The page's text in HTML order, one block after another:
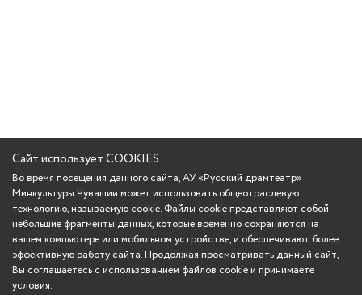
Сайт использует COOKIES
Во время посещения данного сайта, АУ «Русский драмтеатр»
Минкультуры Чувашии может использовать общеотраслевую
технологию, называемую cookie. Файлы cookie представляют собой
небольшие фрагменты данных, которые временно сохраняются на
вашем компьютере или мобильном устройстве, и обеспечивают более
эффективную работу сайта. Продолжая просматривать данный сайт,
Вы соглашаетесь с использованием файлов cookie и принимаете
условия.